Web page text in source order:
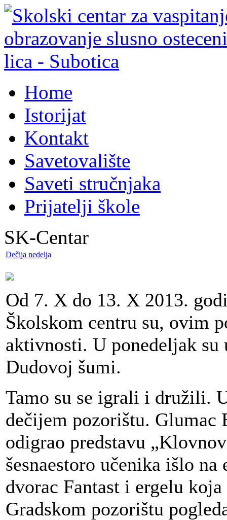
Home
Istorijat
Kontakt
Savetovalište
Saveti stručnjaka
Prijatelji škole
SK-Centar
Dečija nedelja
Od 7. X do 13. X 2013.
Školskom centru su, ovim
aktivnosti. U ponedeljak
Dudovoj šumi.
Tamo su se igrali i družili.
dečijem pozorištu.
odigrao predstavu
šesnaestoro učenika išlo
dvorac Fantast i ergelu
Gradskom pozorištu